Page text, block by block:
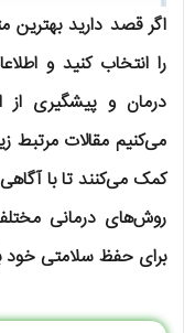
اگر قصد دارید
را انتخاب کنید و
درمان و پیشگیری از
می‌کنیم مقالات مرتبط
کمک می‌کنند تا با
روش‌های درمانی
برای حفظ سلامتی خود